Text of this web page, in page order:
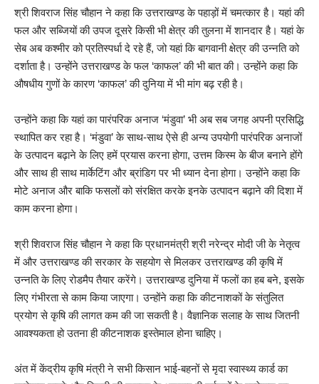
श्री शिवराज सिंह चौहान ने कहा कि उत्तराखण्ड के पहाड़ों में चमत्कार है। यहां की
फल और सब्जियों की उपज दूसरे किसी भी क्षेत्र की तुलना में शानदार है। यहां के
सेब अब कश्मीर को प्रतिस्पर्धा दे रहे हैं, जो यहां कि बागवानी क्षेत्र की उन्नति को
दर्शाता है। उन्होंने उत्तराखण्ड के फल ‘काफल’ की भी बात की। उन्होंने कहा कि
औषधीय गुणों के कारण ‘काफल’ की दुनिया में भी मांग बढ़ रही है।
उन्होंने कहा कि यहां का पारंपरिक अनाज ‘मंडुवा’ भी अब सब जगह अपनी प्रसिद्धि
स्थापित कर रहा है। ‘मंडुवा’ के साथ-साथ ऐसे ही अन्य उपयोगी पारंपरिक अनाजों
के उत्पादन बढ़ाने के लिए हमें प्रयास करना होगा, उत्तम किस्म के बीज बनाने होंगे
और साथ ही साथ मार्केटिंग और ब्रांडिग पर भी ध्यान देना होगा। उन्होंने कहा कि
मोटे अनाज और बाकि फसलों को संरक्षित करके इनके उत्पादन बढ़ाने की दिशा में
काम करना होगा।
श्री शिवराज सिंह चौहान ने कहा कि प्रधानमंत्री श्री नरेन्द्र मोदी जी के नेतृत्व
में और उत्तराखण्ड की सरकार के सहयोग से मिलकर उत्तराखण्ड की कृषि में
उन्नति के लिए रोडमैप तैयार करेंगे। उत्तराखण्ड दुनिया में फलों का हब बने, इसके
लिए गंभीरता से काम किया जाएगा। उन्होंने कहा कि कीटनाशकों के संतुलित
प्रयोग से कृषि की लागत कम की जा सकती है। वैज्ञानिक सलाह के साथ जितनी
आवश्यकता हो उतना ही कीटनाशक इस्तेमाल होना चाहिए।
अंत में केंद्रीय कृषि मंत्री ने सभी किसान भाई-बहनों से मृदा स्वास्थ्य कार्ड का